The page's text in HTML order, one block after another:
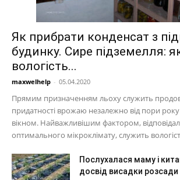
Як прибрати конденсат з
будинку. Сире підземелля:
вологість...
maxwelhelp - 05.04.2020
Прямим призначенням льоху служить
придатності врожаю незалежно від пори
вікном. Найважливішим фактором,
оптимального мікроклімату, служить
Послухалася маму і
досвід висадки розсади